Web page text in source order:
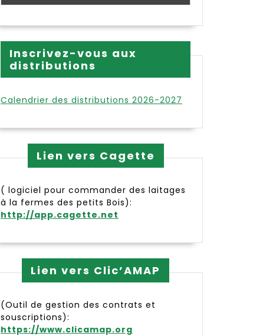
Inscrivez-vous aux
distributions
Calendrier des distributions 2026-2027
Lien vers Cagette
( logiciel pour commander des laitages
à la fermes des petits Bois):
http://app.cagette.net
Lien vers Clic’AMAP
(Outil de gestion des contrats et
souscriptions):
https://www.clicamap.org